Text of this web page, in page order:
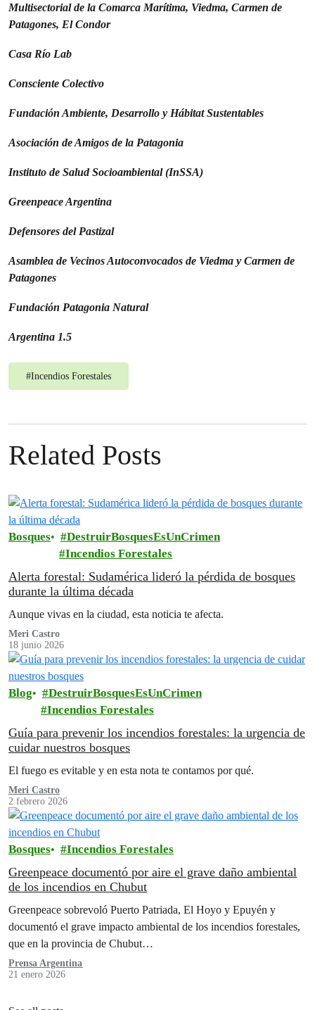
Multisectorial de la Comarca Marítima, Viedma, Carmen de
Patagones, El Condor
Casa Río Lab
Consciente Colectivo
Fundación Ambiente, Desarrollo y Hábitat Sustentables
Asociación de Amigos de la Patagonia
Instituto de Salud Socioambiental (InSSA)
Greenpeace Argentina
Defensores del Pastizal
Asamblea de Vecinos Autoconvocados de Viedma y Carmen de
Patagones
Fundación Patagonia Natural
Argentina 1.5
#Incendios Forestales
Related Posts
Bosques
DestruirBosquesEsUnCrimen
Incendios Forestales
Alerta forestal: Sudamérica lideró la pérdida de bosques
durante la última década
Aunque vivas en la ciudad, esta noticia te afecta.
Meri Castro
18 junio 2026
Blog
DestruirBosquesEsUnCrimen
Incendios Forestales
Guía para prevenir los incendios forestales: la urgencia de
cuidar nuestros bosques
El fuego es evitable y en esta nota te contamos por qué.
Meri Castro
2 febrero 2026
Bosques Incendios Forestales
Greenpeace documentó por aire el grave daño ambiental
de los incendios en Chubut
Greenpeace sobrevoló Puerto Patriada, El Hoyo y Epuyén y
documentó el grave impacto ambiental de los incendios forestales,
que en la provincia de Chubut…
Prensa Argentina
21 enero 2026